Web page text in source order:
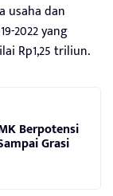
usaha dan
2022 yang
Rp1,25 triliun.
Berpotensi
Grasi